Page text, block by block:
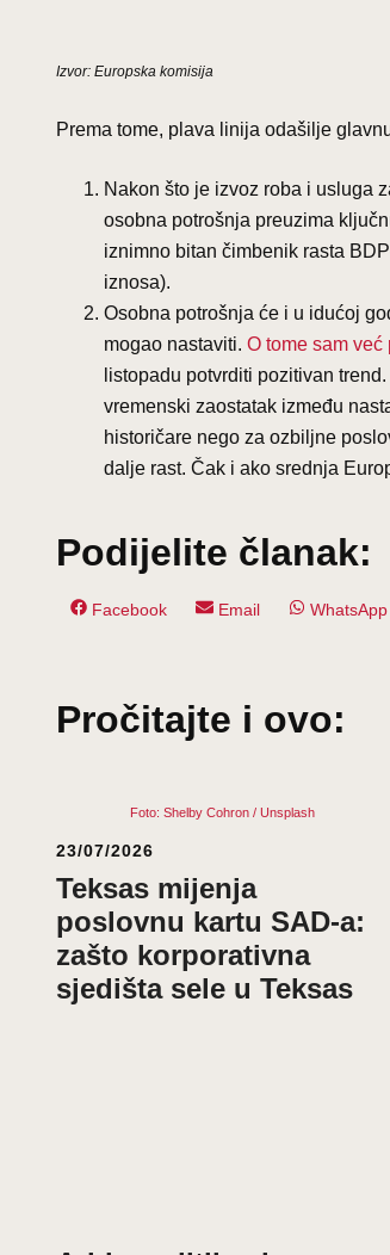
Izvor: Europska komisija
Prema tome, plava linija odašilje
Nakon što je izvoz roba i usluga
osobna potrošnja preuzima
iznimno bitan čimbenik rasta
iznosa).
Osobna potrošnja će i u idućoj
mogao nastaviti. O tome sam već
listopadu potvrditi pozitivan
vremenski zaostatak između
historičare nego za ozbiljne
dalje rast. Čak i ako srednja
Podijelite članak:
Share
Facebook
Share
Email
Share
WhatsApp
Pročitajte i ovo:
Foto: Shelby Cohron / Unsplash
23/07/2026
Teksas mijenja
poslovnu kartu SAD-a:
zašto korporativna
sjedišta sele u Teksas